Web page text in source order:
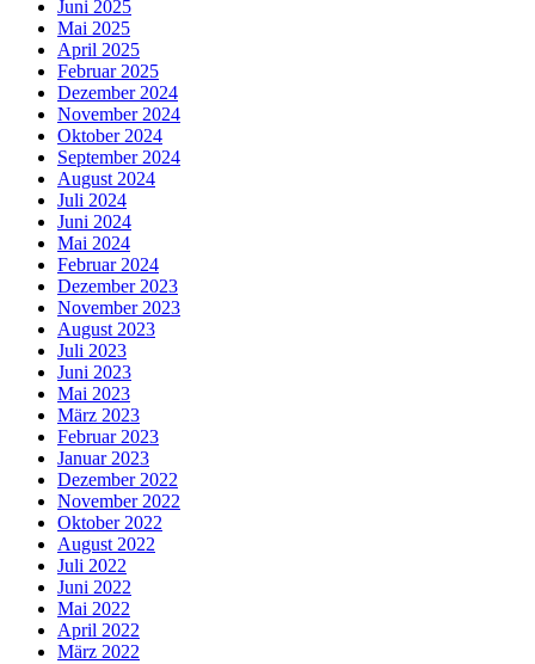
Juni 2025
Mai 2025
April 2025
Februar 2025
Dezember 2024
November 2024
Oktober 2024
September 2024
August 2024
Juli 2024
Juni 2024
Mai 2024
Februar 2024
Dezember 2023
November 2023
August 2023
Juli 2023
Juni 2023
Mai 2023
März 2023
Februar 2023
Januar 2023
Dezember 2022
November 2022
Oktober 2022
August 2022
Juli 2022
Juni 2022
Mai 2022
April 2022
März 2022